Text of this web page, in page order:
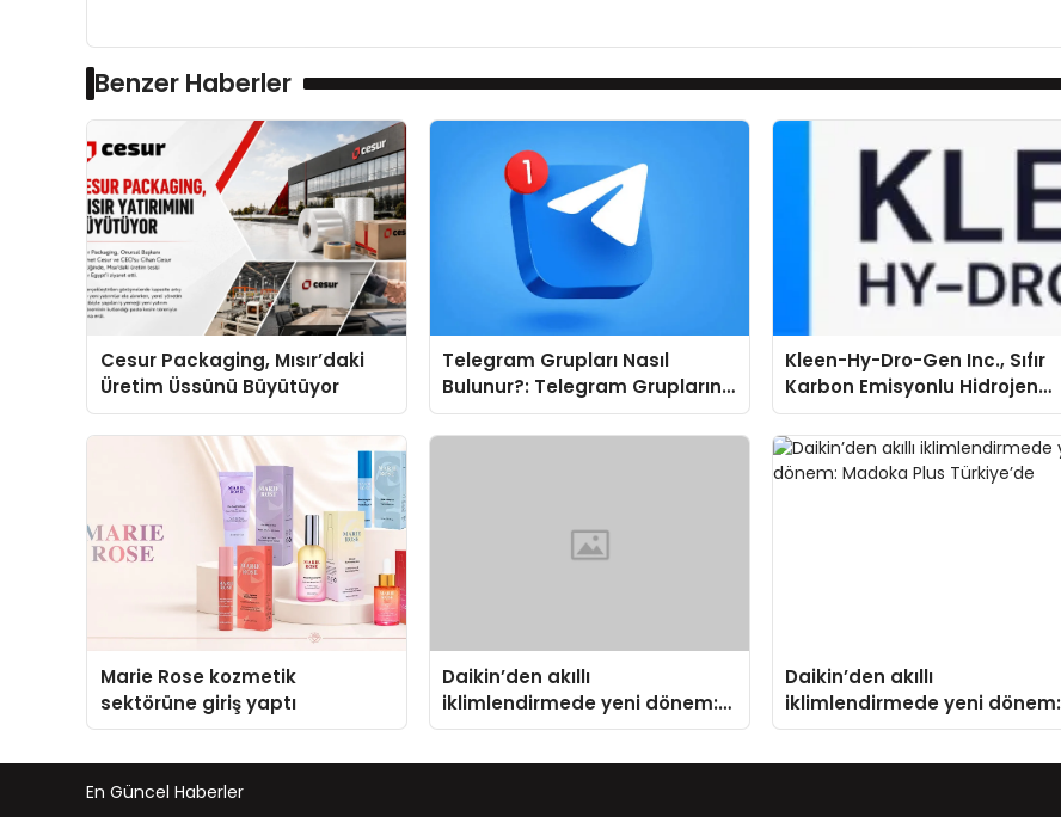
Benzer Haberler
Cesur Packaging, Mısır’daki
Üretim Üssünü Büyütüyor
Telegram Grupları Nasıl
Bulunur?: Telegram Gruplarını
Kategorilere Göre Keşfedin
Kleen-Hy-Dro-Gen Inc., Sıfır
Karbon Emisyonlu Hidrojen
Isıtma Teknolojisinde ISO ve
TSSA Düzenleyici Onaylarını
Aldı
Marie Rose kozmetik
sektörüne giriş yaptı
Daikin’den akıllı
iklimlendirmede yeni dönem:
Madoka Plus Türkiye’de
Daikin’den akıllı
iklimlendirmede yeni dönem:
Madoka Plus Türkiye’de
En Güncel Haberler